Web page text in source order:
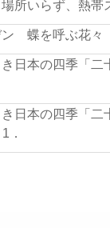
所いらず、熱帯
ン 蝶を呼ぶ花々
日本の四季「二
日本の四季「二
．